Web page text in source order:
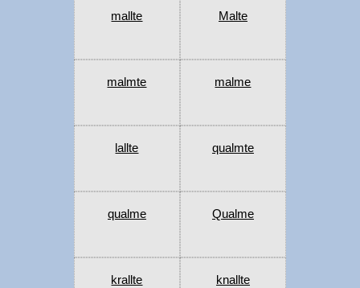
mallte Malte
malmte malme
lallte qualmte
qualme Qualme
krallte knallte